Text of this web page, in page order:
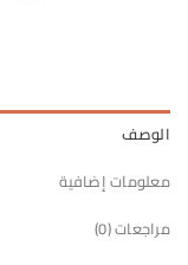
الوصف
معلومات إضافية
مراجعات (0)